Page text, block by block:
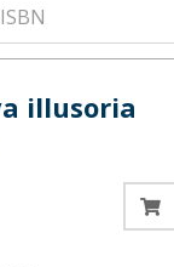
illusoria